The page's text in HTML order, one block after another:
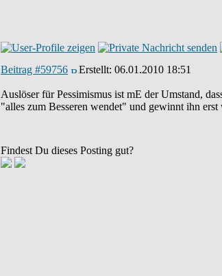
Beitrag #59756 Erstellt: 06.01.2010 18:51
Auslöser für Pessimismus ist mE der Umstand,
"alles zum Besseren wendet" und gewinnt ihn
Findest Du dieses Posting gut?